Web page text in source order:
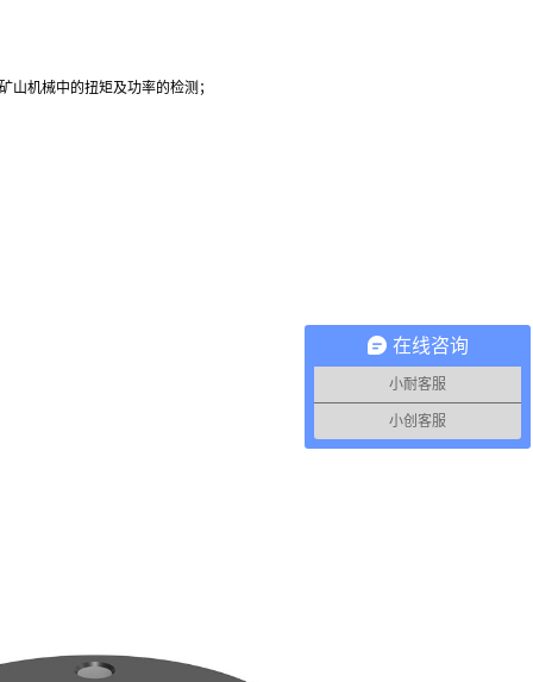
机械中的扭矩及功率的检测；
在线咨询
小耐客服
小创客服